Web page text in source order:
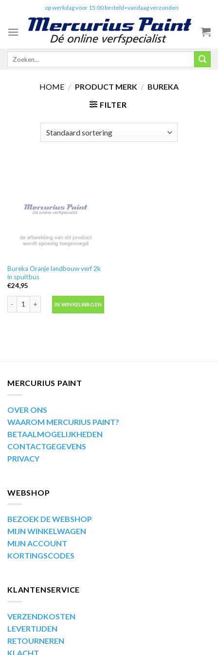
content
op werkdag voor 15:00 besteld=vandaag verzonden
Zoeken
HOME / PRODUCT MERK / BUREKA
FILTER
Bureka Oranje landbouw verf 2k
in spuitbus
€24,95
IN WINKELWAGEN
MERCURIUS PAINT
OVER ONS
WAAROM MERCURIUS PAINT?
BETAALMOGELIJKHEDEN
CONTACTGEGEVENS
PRIVACY
WEBSHOP
BEZOEK DE WEBSHOP
MIJN WINKELWAGEN
MIJN ACCOUNT
KORTINGSCODES
KLANTENSERVICE
VERZENDKOSTEN
LEVERTIJDEN
RETOURNEREN
KLACHT